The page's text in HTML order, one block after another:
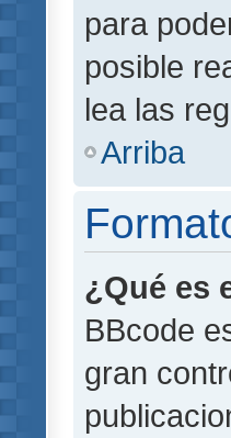
para
posible
lea las
Arriba
¿Qué es
BBcode
gran